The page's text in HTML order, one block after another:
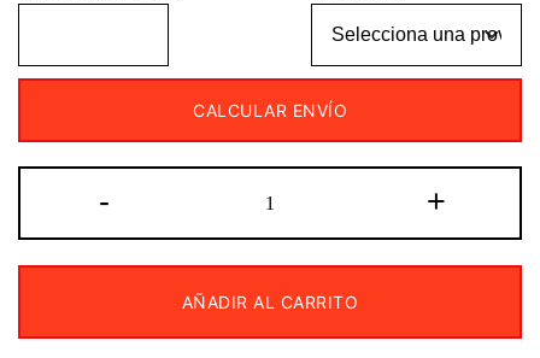
CALCULAR ENVÍO
-
Básico
de
cantidad
+
AÑADIR AL CARRITO